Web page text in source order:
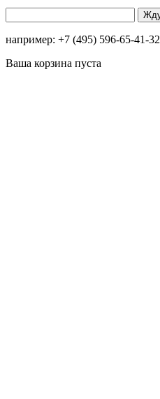
например: +7 (495) 596-65-41-32
Ваша корзина пуста